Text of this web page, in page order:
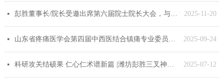
2025-11-20
넷 彭胜董事长/院长受邀出席第六届院士院长大会，与韩济生等院士共赴盛会
2025-09-24
넷 山东省疼痛医学会第四届中西医结合镇痛专业委员会第二次学术会议圆满召开
2025-07-12
넷 科研攻关结硕果 仁心仁术谱新篇 |潍坊彭胜三叉神经医院荣获多项临床研究专利